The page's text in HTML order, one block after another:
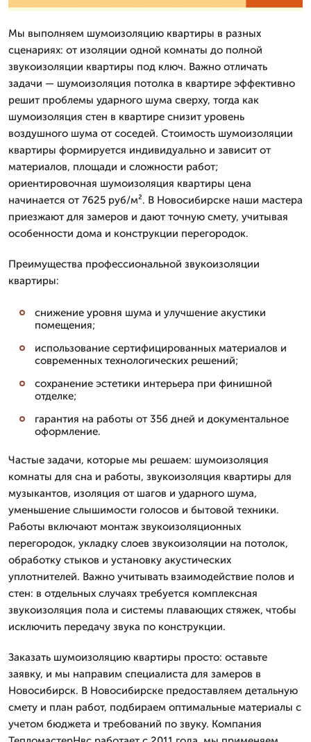
Мы выполняем шумоизоляцию квартиры в разных
сценариях: от изоляции одной комнаты до полной
звукоизоляции квартиры под ключ. Важно отличать
задачи — шумоизоляция потолка в квартире эффективно
решит проблемы ударного шума сверху, тогда как
шумоизоляция стен в квартире снизит уровень
воздушного шума от соседей. Стоимость шумоизоляции
квартиры формируется индивидуально и зависит от
материалов, площади и сложности работ;
ориентировочная шумоизоляция квартиры цена
начинается от 7625 руб/м². В Новосибирске наши мастера
приезжают для замеров и дают точную смету, учитывая
особенности дома и конструкции перегородок.
Преимущества профессиональной звукоизоляции
квартиры:
снижение уровня шума и улучшение акустики
помещения;
использование сертифицированных материалов и
современных технологических решений;
сохранение эстетики интерьера при финишной
отделке;
гарантия на работы от 356 дней и документальное
оформление.
Частые задачи, которые мы решаем: шумоизоляция
комнаты для сна и работы, звукоизоляция квартиры для
музыкантов, изоляция от шагов и ударного шума,
уменьшение слышимости голосов и бытовой техники.
Работы включают монтаж звукоизоляционных
перегородок, укладку слоев звукоизоляции на потолок,
обработку стыков и установку акустических
уплотнителей. Важно учитывать взаимодействие полов и
стен: в отдельных случаях требуется комплексная
звукоизоляция пола и системы плавающих стяжек, чтобы
исключить передачу звука по конструкции.
Заказать шумоизоляцию квартиры просто: оставьте
заявку, и мы направим специалиста для замеров в
Новосибирск. В Новосибирске предоставляем детальную
смету и план работ, подбираем оптимальные материалы с
учетом бюджета и требований по звуку. Компания